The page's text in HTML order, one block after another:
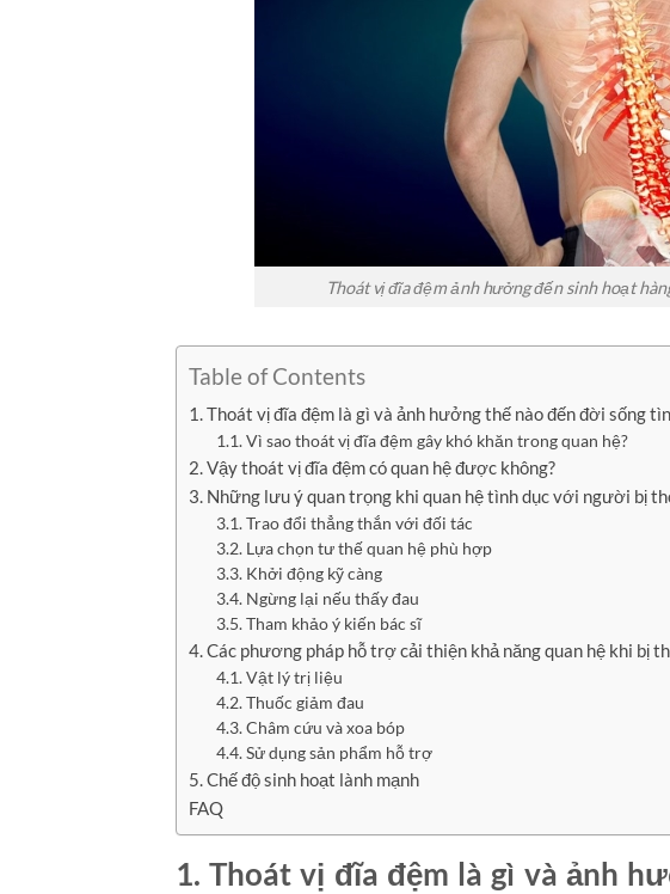
Thoát vị đĩa đệm ảnh hưởng đến sinh hoạt
Table of Contents
1. Thoát vị đĩa đệm là gì và ảnh hưởng thế nào đến đời sống
1.1. Vì sao thoát vị đĩa đệm gây khó khăn trong quan hệ?
2. Vậy thoát vị đĩa đệm có quan hệ được không?
3. Những lưu ý quan trọng khi quan hệ tình dục với người bị
3.1. Trao đổi thẳng thắn với đối tác
3.2. Lựa chọn tư thế quan hệ phù hợp
3.3. Khởi động kỹ càng
3.4. Ngừng lại nếu thấy đau
3.5. Tham khảo ý kiến bác sĩ
4. Các phương pháp hỗ trợ cải thiện khả năng quan hệ khi bị
4.1. Vật lý trị liệu
4.2. Thuốc giảm đau
4.3. Châm cứu và xoa bóp
4.4. Sử dụng sản phẩm hỗ trợ
5. Chế độ sinh hoạt lành mạnh
FAQ
1. Thoát vị đĩa đệm là gì và ảnh